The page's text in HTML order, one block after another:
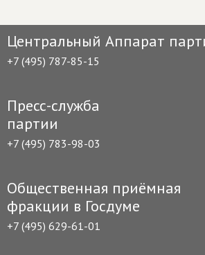
Центральный Аппарат
+7 (495) 787-85-15
Пресс-служба
партии
+7 (495) 783-98-03
Общественная приёмная
фракции в Госдуме
+7 (495) 629-61-01